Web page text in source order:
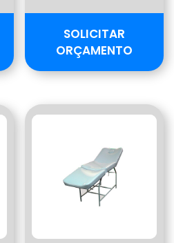
SOLICITAR
ORÇAMENTO